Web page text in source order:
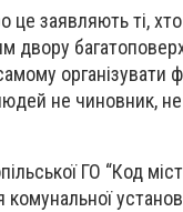
це заявляють ті,
двору
організувати
не чиновник,
ГО “Код
комунальної